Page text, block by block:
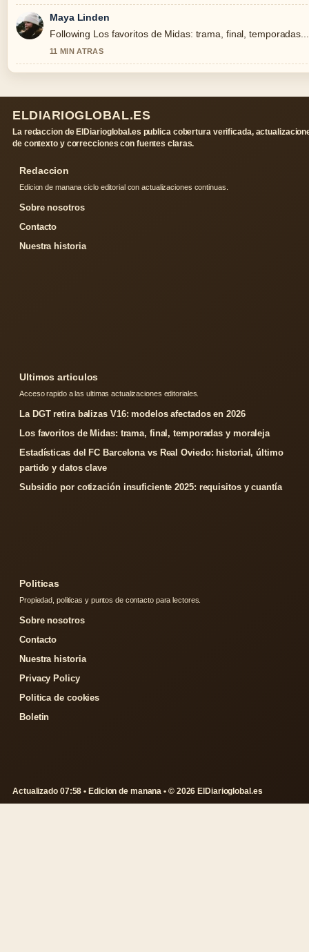
Maya Linden
Following Los favoritos de Midas: trama, final,
11 MIN ATRAS
ELDIARIOGLOBAL.ES
La redaccion de ElDiarioglobal.es publica cobertura verificada,
de contexto y correcciones con fuentes claras.
Redaccion
Edicion de manana ciclo editorial con actualizaciones continuas.
Sobre nosotros
Contacto
Nuestra historia
Ultimos articulos
Acceso rapido a las ultimas actualizaciones editoriales.
La DGT retira balizas V16: modelos afectados en 2026
Los favoritos de Midas: trama, final, temporadas y moraleja
Estadísticas del FC Barcelona vs Real Oviedo: historial, último
partido y datos clave
Subsidio por cotización insuficiente 2025: requisitos y cuantía
Politicas
Propiedad, politicas y puntos de contacto para lectores.
Sobre nosotros
Contacto
Nuestra historia
Privacy Policy
Politica de cookies
Boletin
Actualizado 07:58 • Edicion de manana • © 2026 ElDiarioglobal.es